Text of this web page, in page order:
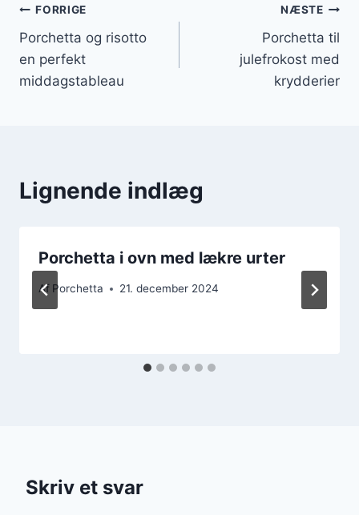
Indlægsnavigation
FORRIGE
Porchetta og risotto
en perfekt
middagstableau
NÆSTE
Porchetta til
julefrokost med
krydderier
Lignende indlæg
Porchetta i ovn med lækre urter
Af Porchetta 21. december 2024
Skriv et svar